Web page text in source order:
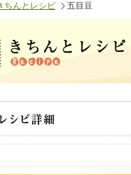
ちんとレシピ 五目豆